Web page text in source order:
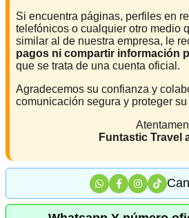
Si encuentra páginas, perfiles en
telefónicos o cualquier otro medio
similar al de nuestra empresa, le
pagos ni compartir información
que se trata de una cuenta oficial.
Agradecemos su confianza y
comunicación segura y proteger
Funtastic Travel